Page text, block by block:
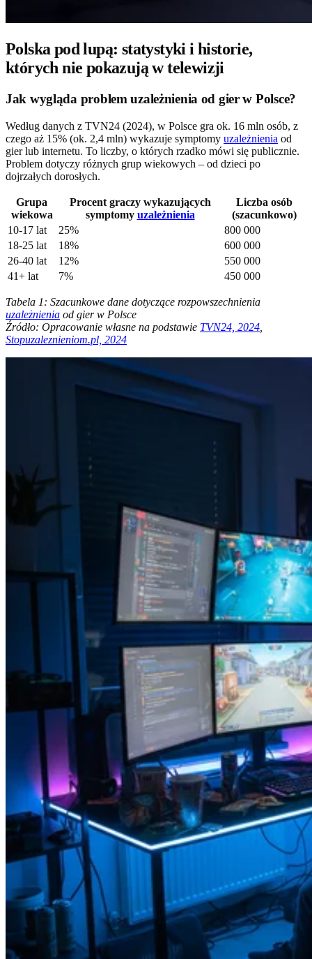
Polska pod lupą: statystyki i historie,
których nie pokazują w telewizji
Jak wygląda problem uzależnienia od gier w Polsce?
Według danych z TVN24 (2024), w Polsce gra ok. 16 mln osób, z
czego aż 15% (ok. 2,4 mln) wykazuje symptomy uzależnienia od
gier lub internetu. To liczby, o których rzadko mówi się publicznie.
Problem dotyczy różnych grup wiekowych – od dzieci po
dojrzałych dorosłych.
Grupa
wiekowa
Procent graczy wykazujących
symptomy uzależnienia
Liczba osób
(szacunkowo)
10-17 lat
25%
800 000
18-25 lat
18%
600 000
26-40 lat
12%
550 000
41+ lat
7% 450 000
Tabela 1: Szacunkowe dane dotyczące rozpowszechnienia
uzależnienia od gier w Polsce
Źródło: Opracowanie własne na podstawie TVN24, 2024
Stopuzaleznieniom.pl, 2024